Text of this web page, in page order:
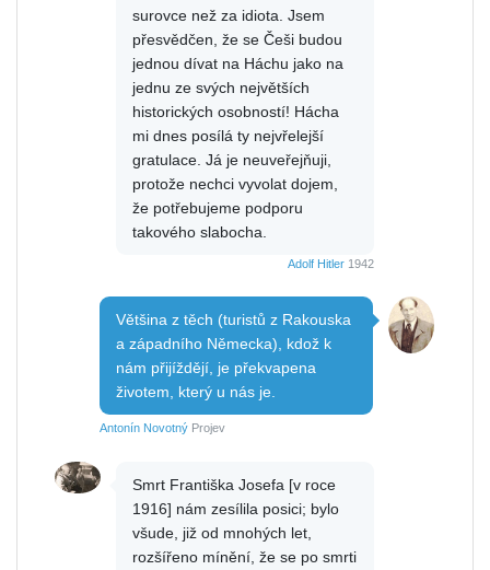
surovce než za idiota. Jsem
přesvědčen, že se Češi budou
jednou dívat na Háchu jako na
jednu ze svých největších
historických osobností! Hácha
mi dnes posílá ty nejvřelejší
gratulace. Já je neuveřejňuji,
protože nechci vyvolat dojem,
že potřebujeme podporu
takového slabocha.
Adolf Hitler 1942
Většina z těch (turistů z Rakouska
a západního Německa), kdož k
nám přijíždějí, je překvapena
životem, který u nás je.
Antonín Novotný Projev
Smrt Františka Josefa [v roce
1916] nám zesílila posici; bylo
všude, již od mnohých let,
rozšířeno mínění, že se po smrti